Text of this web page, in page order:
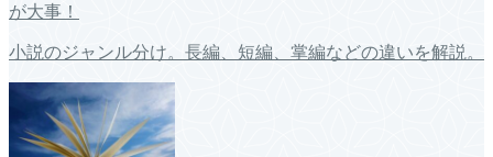
が大事！
小説のジャンル分け。長編、短編、掌編などの違いを解説。